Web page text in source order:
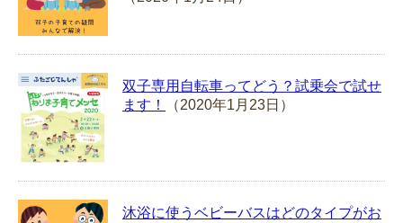
双子専用自転車ってどう？試乗会で試せ
ます！
（2020年1月23日）
沐浴に使うベビーバスはどのタイプがお